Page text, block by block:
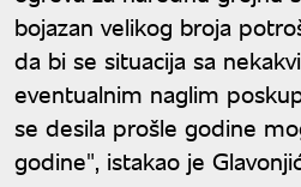
bojazan velikog broja
da bi se situacija sa
eventualnim naglim
se desila prošle godine
godine", istakao je